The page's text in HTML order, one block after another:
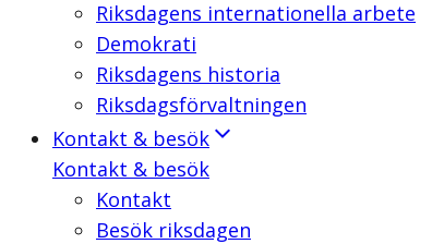
Riksdagens internationella arbete
Demokrati
Riksdagens historia
Riksdagsförvaltningen
Kontakt & besök
Kontakt & besök
Kontakt
Besök riksdagen